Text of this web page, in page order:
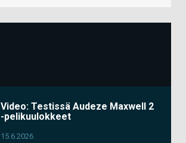
Video: Testissä Audeze Maxwell 2
-pelikuulokkeet
15.6.2026